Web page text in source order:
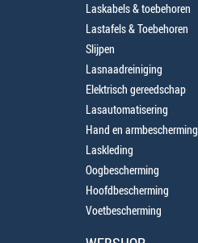
Laskabels & toebehoren
Lastafels & Toebehoren
Slijpen
Lasnaadreiniging
Elektrisch gereedschap
Lasautomatisering
Hand en armbescherming
Laskleding
Oogbescherming
Hoofdbescherming
Voetbescherming